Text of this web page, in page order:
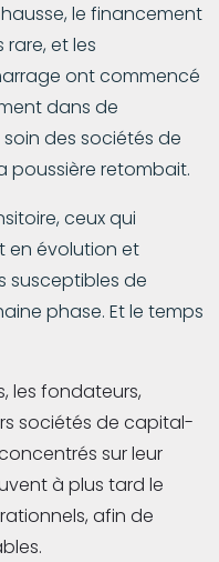
le financement
et les
ont commencé
dans de
des sociétés de
poussière retombait.
ceux qui
en évolution et
susceptibles de
phase. Et le temps
les fondateurs,
sociétés de capital-
sur leur
à plus tard le
afin de